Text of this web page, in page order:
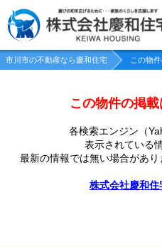
市川市の不動産なら慶和住宅 この物
この物件の掲
各検索エンジン（
表示されている
最新の情報では無い場合があり
株式会社慶和